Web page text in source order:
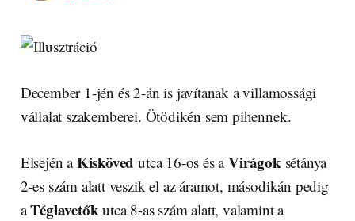
December 1-jén és 2-án is javítanak a villamossági
vállalat szakemberei. Ötödikén sem pihennek.
Elsején aKisköved utca 16-os és aVirágok sétánya
2-es szám alatt veszik el az áramot, másodikán pedig
aTéglavetőkutca 8-as szám alatt, valamint a